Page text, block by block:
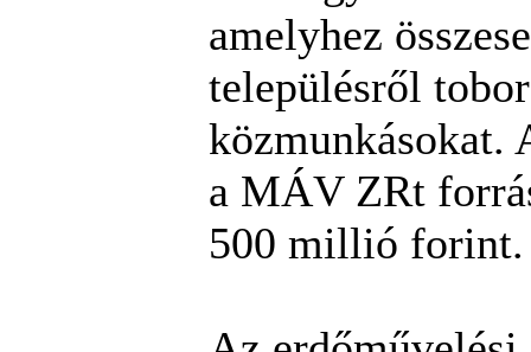
amelyhez
településről
közmunkásokat.
a MÁV ZRt
500 millió forint.